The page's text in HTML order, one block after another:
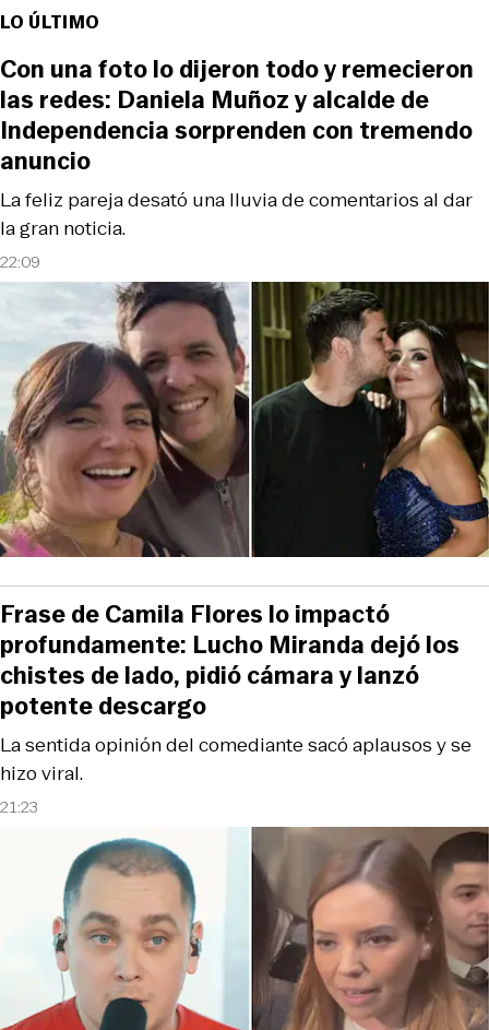
LO ÚLTIMO
22:09
La feliz pareja desató una lluvia de comentarios al dar
la gran noticia.
Con una foto lo dijeron todo y remecieron
las redes: Daniela Muñoz y alcalde de
Independencia sorprenden con tremendo
anuncio
21:23
La sentida opinión del comediante sacó aplausos y se
hizo viral.
Frase de Camila Flores lo impactó
profundamente: Lucho Miranda dejó los
chistes de lado, pidió cámara y lanzó
potente descargo